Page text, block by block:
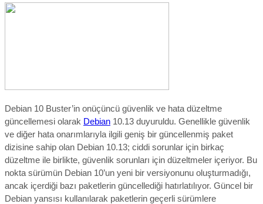
Debian 10 Buster’in onüçüncü güvenlik ve hata düzeltme
güncellemesi olarak Debian 10.13 duyuruldu. Genellikle güvenlik
ve diğer hata onarımlarıyla ilgili geniş bir güncellenmiş paket
dizisine sahip olan Debian 10.13; ciddi sorunlar için birkaç
düzeltme ile birlikte, güvenlik sorunları için düzeltmeler içeriyor. Bu
nokta sürümün Debian 10’un yeni bir versiyonunu oluşturmadığı,
ancak içerdiği bazı paketlerin güncellediği hatırlatılıyor. Güncel bir
Debian yansısı kullanılarak paketlerin geçerli sürümlere